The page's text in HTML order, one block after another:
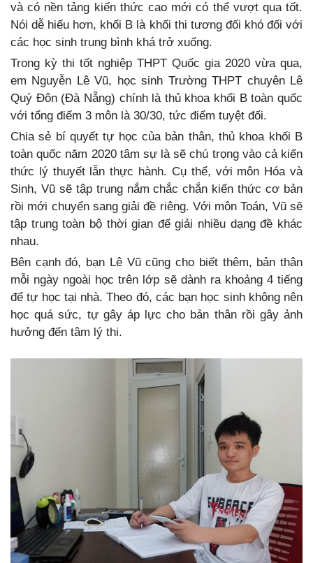
và có nền tảng kiến thức cao mới có thể vượt qua tốt.
Nói dễ hiểu hơn, khối B là khối thi tương đối khó đối với
các học sinh trung bình khá trở xuống.
Trong kỳ thi tốt nghiệp THPT Quốc gia 2020 vừa qua,
em Nguyễn Lê Vũ, học sinh Trường THPT chuyên Lê
Quý Đôn (Đà Nẵng) chính là thủ khoa khối B toàn quốc
với tổng điểm 3 môn là 30/30, tức điểm tuyệt đối.
Chia sẻ bí quyết tự học của bản thân, thủ khoa khối B
toàn quốc năm 2020 tâm sự là sẽ chú trọng vào cả kiến
thức lý thuyết lẫn thực hành. Cụ thể, với môn Hóa và
Sinh, Vũ sẽ tập trung nắm chắc chắn kiến thức cơ bản
rồi mới chuyển sang giải đề riêng. Với môn Toán, Vũ sẽ
tập trung toàn bộ thời gian để giải nhiều dạng đề khác
nhau.
Bên cạnh đó, bạn Lê Vũ cũng cho biết thêm, bản thân
mỗi ngày ngoài học trên lớp sẽ dành ra khoảng 4 tiếng
để tự học tại nhà. Theo đó, các bạn học sinh không nên
học quá sức, tự gây áp lực cho bản thân rồi gây ảnh
hưởng đến tâm lý thi.